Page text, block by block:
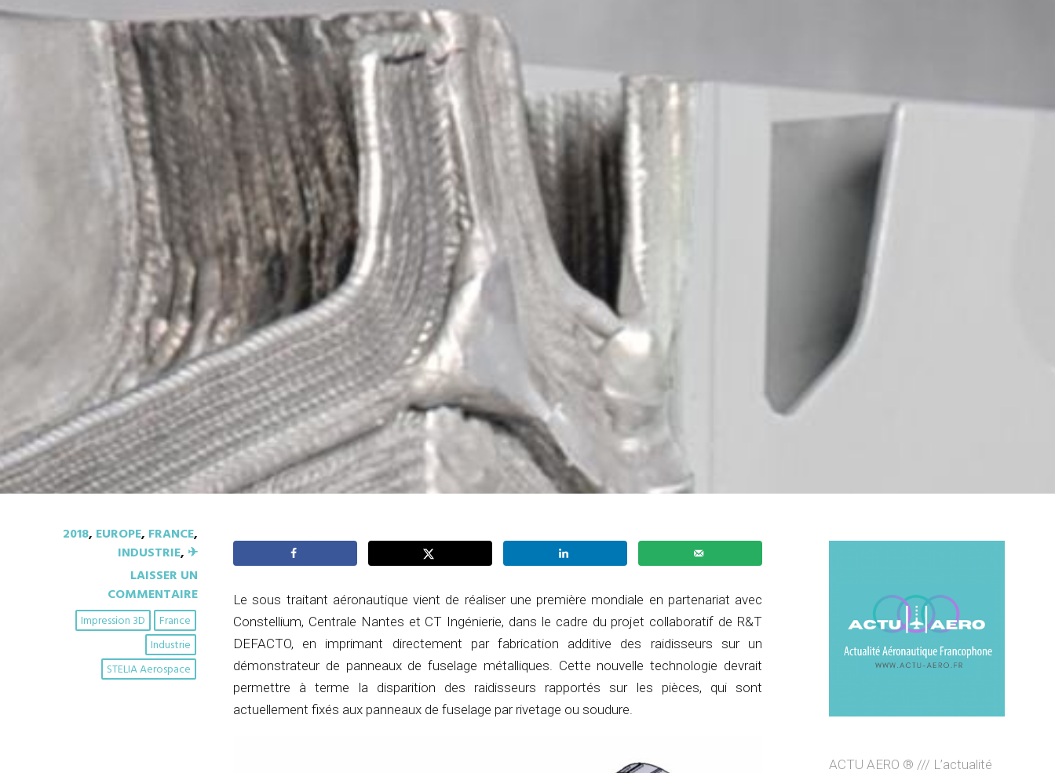
/// STELIA réalise un panneaux de fuselage auto-raidis en
impression 3D
19 février 2018
Lire la Suite
2018, EUROPE, FRANCE,
INDUSTRIE, ✈︎
LAISSER UN
COMMENTAIRE
France
Impression 3D
Industrie
STELIA Aerospace
Le sous traitant aéronautique vient de réaliser une première mondiale en partenariat avec
Constellium, Centrale Nantes et CT Ingénierie, dans le cadre du projet collaboratif de R&T
DEFACTO, en imprimant directement par fabrication additive des raidisseurs sur un
démonstrateur de panneaux de fuselage métalliques. Cette nouvelle technologie devrait
permettre à terme la disparition des raidisseurs rapportés sur les pièces, qui sont
actuellement fixés aux panneaux de fuselage par rivetage ou soudure.
ACTU AERO ® /// L’actualité